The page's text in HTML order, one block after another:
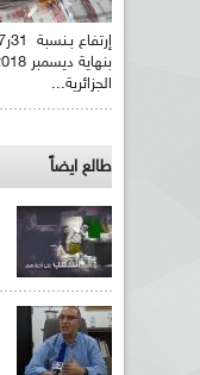
الجزائرية...
طالع ايضاً